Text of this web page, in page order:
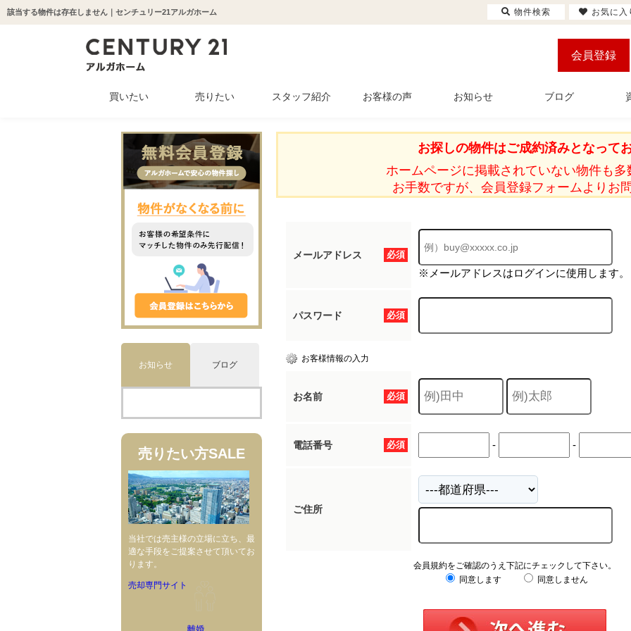
該当する物件は存在しません｜センチュリー21アルガホーム
会員登録
買いたい
新築一戸建て
中古一戸建て
中古マンション
土地
収益物件
売りたい スタッフ紹介 お客様の声 お知らせ ブログ
お探しの物件はご成約済みとなってお
ホームページに掲載されていない物件も多
お手数ですが、会員登録フォームよりお
必須
メールアドレス
※メールアドレスはログインに使用します。
必須
パスワード
お客様情報の入力
必須
お名前
必須
電話番号 - -
ご住所
会員規約をご確認のうえ下記にチェックして下さい。
同意します
同意しません
お知らせ ブログ
売りたい方SALE
当社では売主様の立場に立ち、最
適な手段をご提案させて頂いてお
ります。
売却専門サイト
離婚
物件検索 お気に入